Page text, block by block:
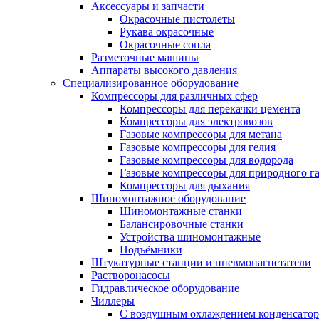
Аксессуары и запчасти
Окрасочные пистолеты
Рукава окрасочные
Окрасочные сопла
Разметочные машины
Аппараты высокого давления
Специализированное оборудование
Компрессоры для различных сфер
Компрессоры для перекачки цемента
Компрессоры для электровозов
Газовые компрессоры для метана
Газовые компрессоры для гелия
Газовые компрессоры для водорода
Газовые компрессоры для природного
Компрессоры для дыхания
Шиномонтажное оборудование
Шиномонтажные станки
Балансировочные станки
Устройства шиномонтажные
Подъёмники
Штукатурные станции и пневмонагнетатели
Растворонасосы
Гидравлическое оборудование
Чиллеры
С воздушным охлаждением